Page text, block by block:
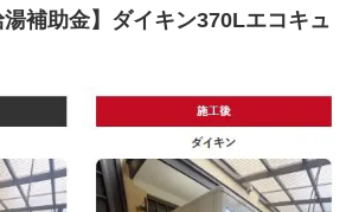
補助金】ダイキン370Lエコキュ